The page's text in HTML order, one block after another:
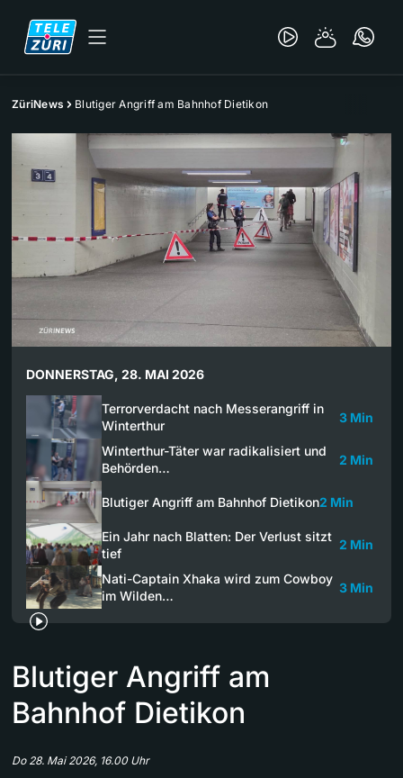
ZüriNews Blutiger Angriff am Bahnhof Dietikon
DONNERSTAG, 28. MAI 2026
Terrorverdacht nach Messerangriff in
Winterthur
3 Min
Winterthur-Täter war radikalisiert und
Behörden…
2 Min
Blutiger Angriff am Bahnhof Dietikon2 Min
Ein Jahr nach Blatten: Der Verlust sitzt
tief
2 Min
Nati-Captain Xhaka wird zum Cowboy
im Wilden…
3 Min
Blutiger Angriff am
Bahnhof Dietikon
Do 28. Mai 2026, 16.00 Uhr